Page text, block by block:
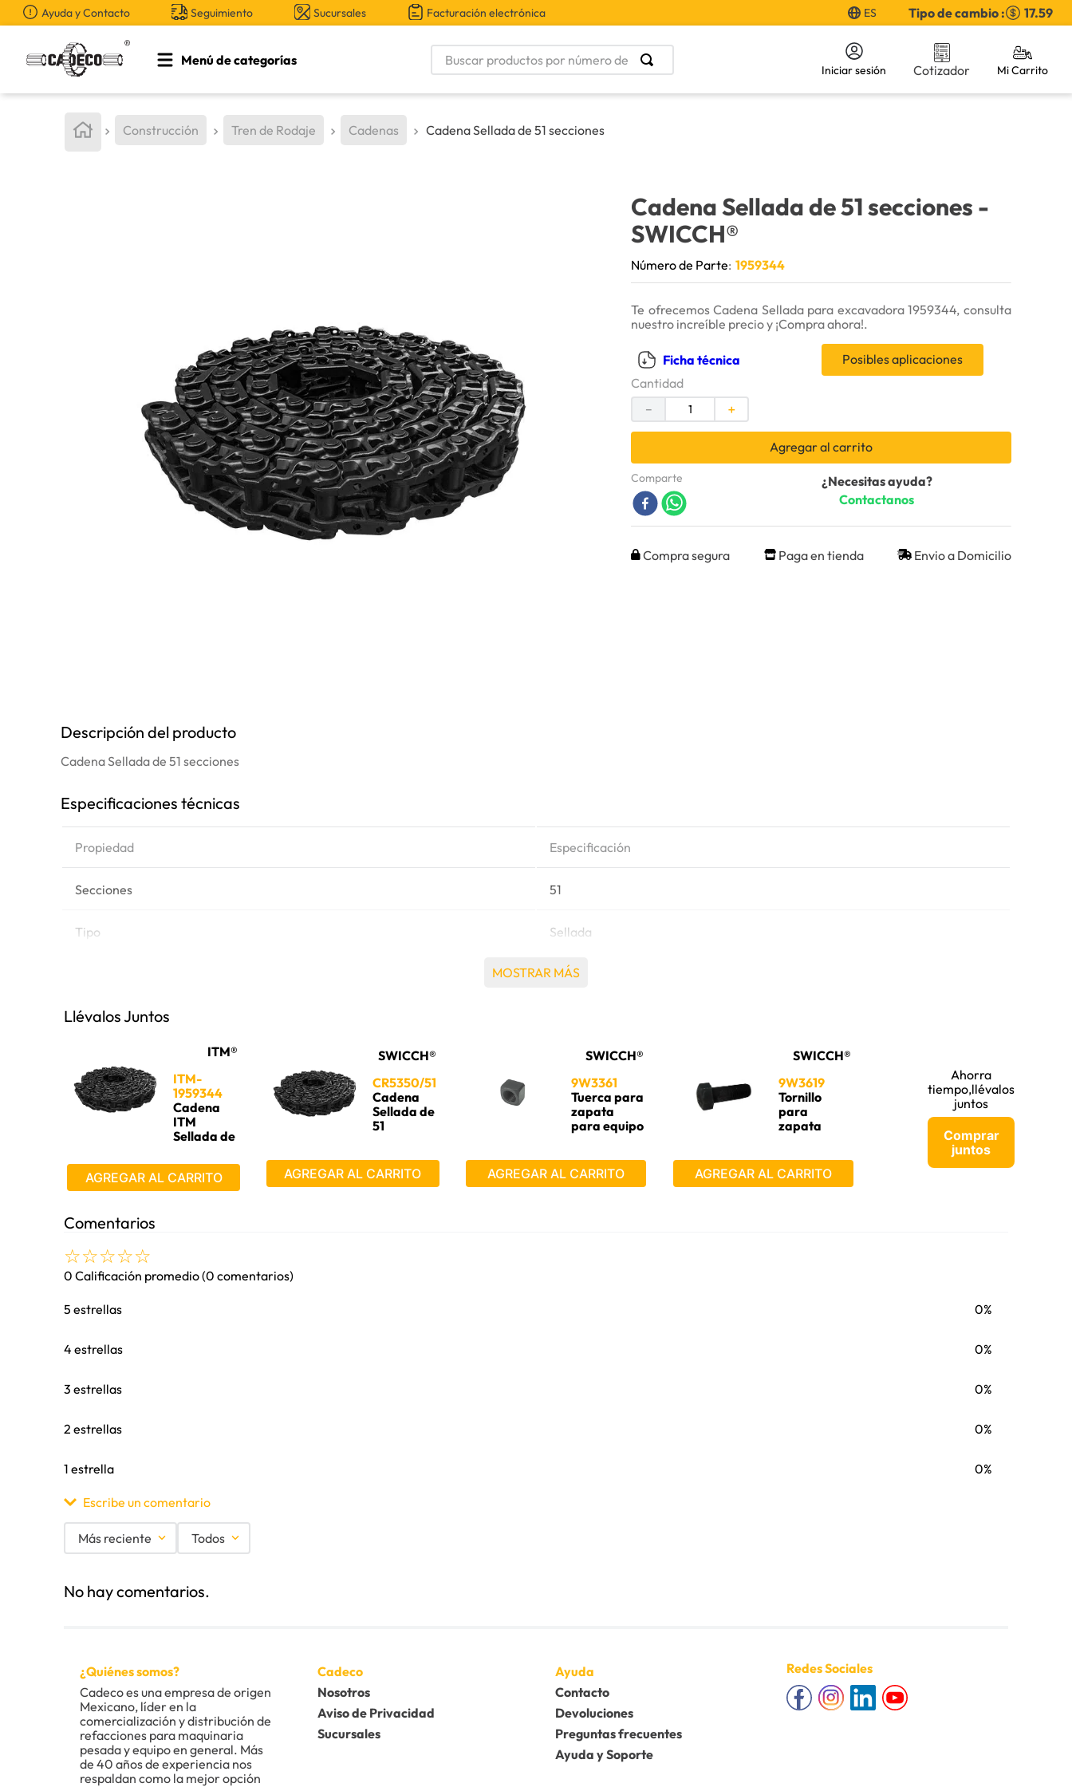
Ayuda y Contacto Seguimiento Sucursales Facturación electrónica ES Tipo de cambio : 17.59
Menú de categorías
Buscar productos por número de parte
Iniciar sesión Cotizador
Construcción Tren de Rodaje Cadenas Cadena Sellada de 51 secciones
Cadena Sellada de 51 secciones -
SWICCH®
Número de Parte: 1959344
Te ofrecemos Cadena Sellada para excavadora 1959344, consulta
nuestro increíble precio y ¡Compra ahora!.
Ficha técnica
Posibles aplicaciones
Cantidad
＋
－
Agregar al carrito
Comparte
¿Necesitas ayuda?
Contactanos
Compra segura Paga en tienda Envio a Domicilio
Descripción del producto
Cadena Sellada de 51 secciones
Especificaciones técnicas
Propiedad Especificación
Secciones 51
Tipo Sellada
563
Marca de equipo
322B, 322B L, 322B LN, 322C, 324D, 324D L, 324D LN,
Equipo Excavadora
MOSTRAR MÁS
Llévalos Juntos
ITM®
ITM-
1959344
Cadena
ITM
Sellada de
secciones
AGREGAR AL CARRITO
SWICCH®
CR5350/51
Cadena
Sellada de
51
AGREGAR AL CARRITO
SWICCH®
9W3361
Tuerca para
zapata
para equipo
AGREGAR AL CARRITO
SWICCH®
9W3619
Tornillo
para
zapata
AGREGAR AL CARRITO
Ahorra
tiempo,llévalos
juntos
Comprar
juntos
Comentarios
☆☆☆☆☆
0 Calificación promedio(0 comentarios)
5 estrellas 0%
4 estrellas 0%
3 estrellas 0%
2 estrellas 0%
1 estrella 0%
Escribe un comentario
Título
Califica el producto de 1 a 5 estrellas
★★★★★
Tu nombre
Dirección de email
Más reciente Todos
No hay comentarios.
¿Quiénes somos?
Cadeco es una empresa de origen
Mexicano, líder en la
comercialización y distribución de
refacciones para maquinaria
pesada y equipo en general. Más
de 40 años de experiencia nos
respaldan como la mejor opción
Cadeco
Nosotros
Aviso de Privacidad
Sucursales
Ayuda
Contacto
Devoluciones
Preguntas frecuentes
Ayuda y Soporte
Redes Sociales
TÉRMINOS MÁS BUSCADOS
anticongelante